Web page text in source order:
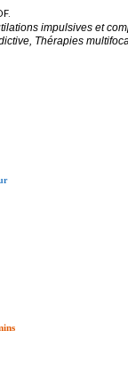
impulsives et
Thérapies